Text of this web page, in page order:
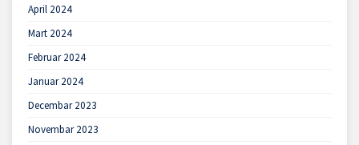
April 2024
Mart 2024
Februar 2024
Januar 2024
Decembar 2023
Novembar 2023